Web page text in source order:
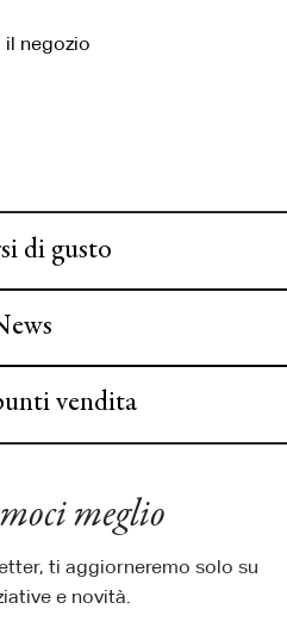
il negozio
di gusto
vendita
meglio
ti aggiorneremo solo su
e novità.